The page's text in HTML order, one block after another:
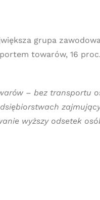
grupa
towarów, 16
– bez transportu
wyższy odsetek